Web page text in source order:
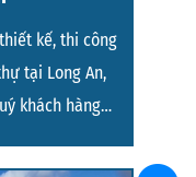
kế, thi công
tại Long An,
khách hàng